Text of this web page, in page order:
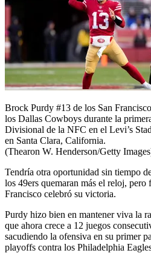
Brock Purdy #13 de los San
los Dallas Cowboys durante la
Divisional de la NFC en el Levi’s
en Santa Clara, California.
(Thearon W. Henderson/Getty
Tendría otra oportunidad sin tiempo
los 49ers quemaran más el reloj, pero
Francisco celebró su victoria.
Purdy hizo bien en mantener viva la
que ahora crece a 12 juegos
sacudiendo la ofensiva en su primer
playoffs contra los Philadelphia